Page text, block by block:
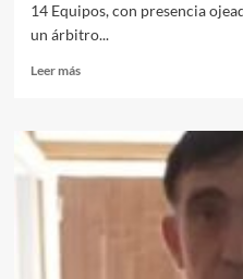
en
el
14 Equipos, con presencia
un árbitro...
Leer másLeer
LA
NÍJAR